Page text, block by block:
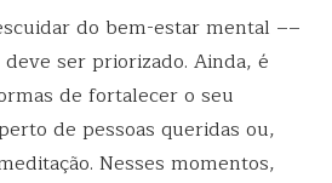
do bem-estar mental ––
ser priorizado. Ainda, é
de fortalecer o seu
de pessoas queridas ou,
Nesses momentos,